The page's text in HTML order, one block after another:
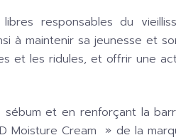
responsables du
à maintenir sa jeunesse et
et les ridules, et offrir une
et en renforçant la
Moisture Cream » de la